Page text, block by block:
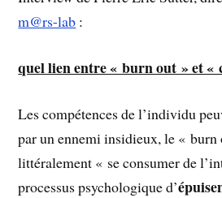
m@rs-lab :
quel lien entre « burn out » et «
Les compétences de l’individu
par un ennemi insidieux, le «
littéralement « se consumer de
processus psychologique d’